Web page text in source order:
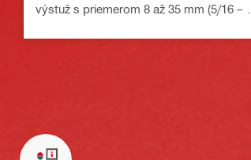
výstuž s priemerom 8 až 35 mm (5/16 – 1-